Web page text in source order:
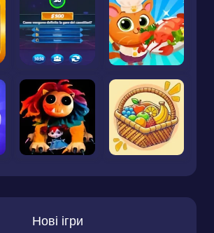
Нові ігри